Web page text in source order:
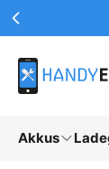
Zum
Akkus